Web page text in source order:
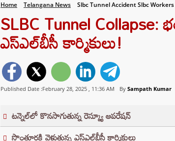
Home Telangana News Slbc Tunnel Accident Slbc
SLBC Tunnel
ఎస్‌ఎల్‌బీసీ కార్మికులు!
Published Date :February 28, 2025 , 11:36 AM By Sampath Kumar
టన్నెల్‌లో కొనసాగుతున్న రెస్క్యూ ఆపరేషన్
సొంతూర్లకి వెళుతున్న ఎస్‌ఎల్‌బీసీ కార్మికులు